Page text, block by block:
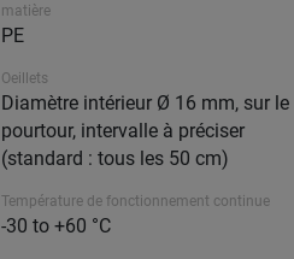
matière
PE
Oeillets
Diamètre intérieur Ø 16 mm, sur le
pourtour, intervalle à préciser
(standard : tous les 50 cm)
Température de fonctionnement continue
-30 to +60 °C